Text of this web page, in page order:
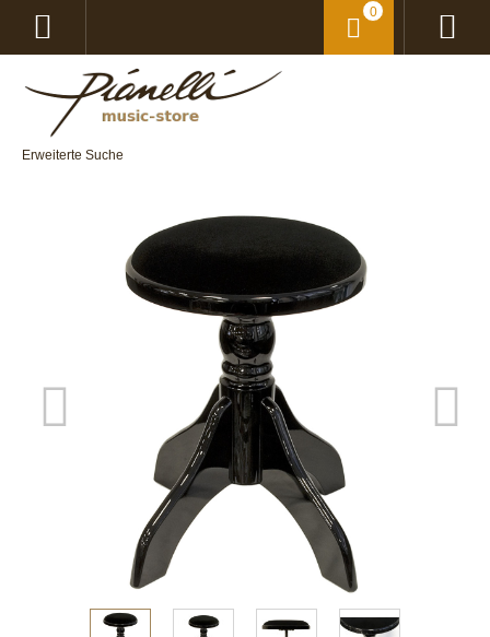
Erweiterte Suche
0